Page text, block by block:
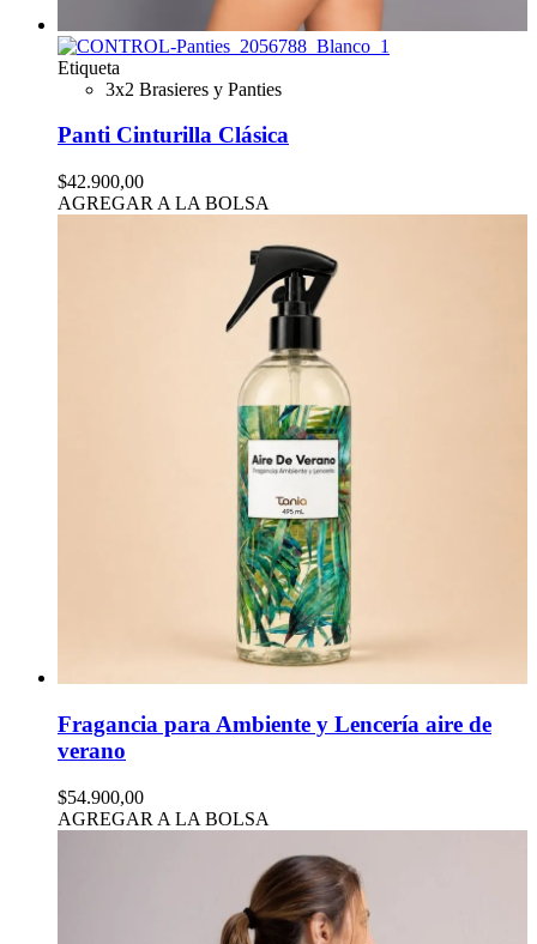
Etiqueta
3x2 Brasieres y Panties
Panti Cinturilla Clásica
$42.900,00
AGREGAR A LA BOLSA
Fragancia para Ambiente y Lencería aire de
verano
$54.900,00
AGREGAR A LA BOLSA